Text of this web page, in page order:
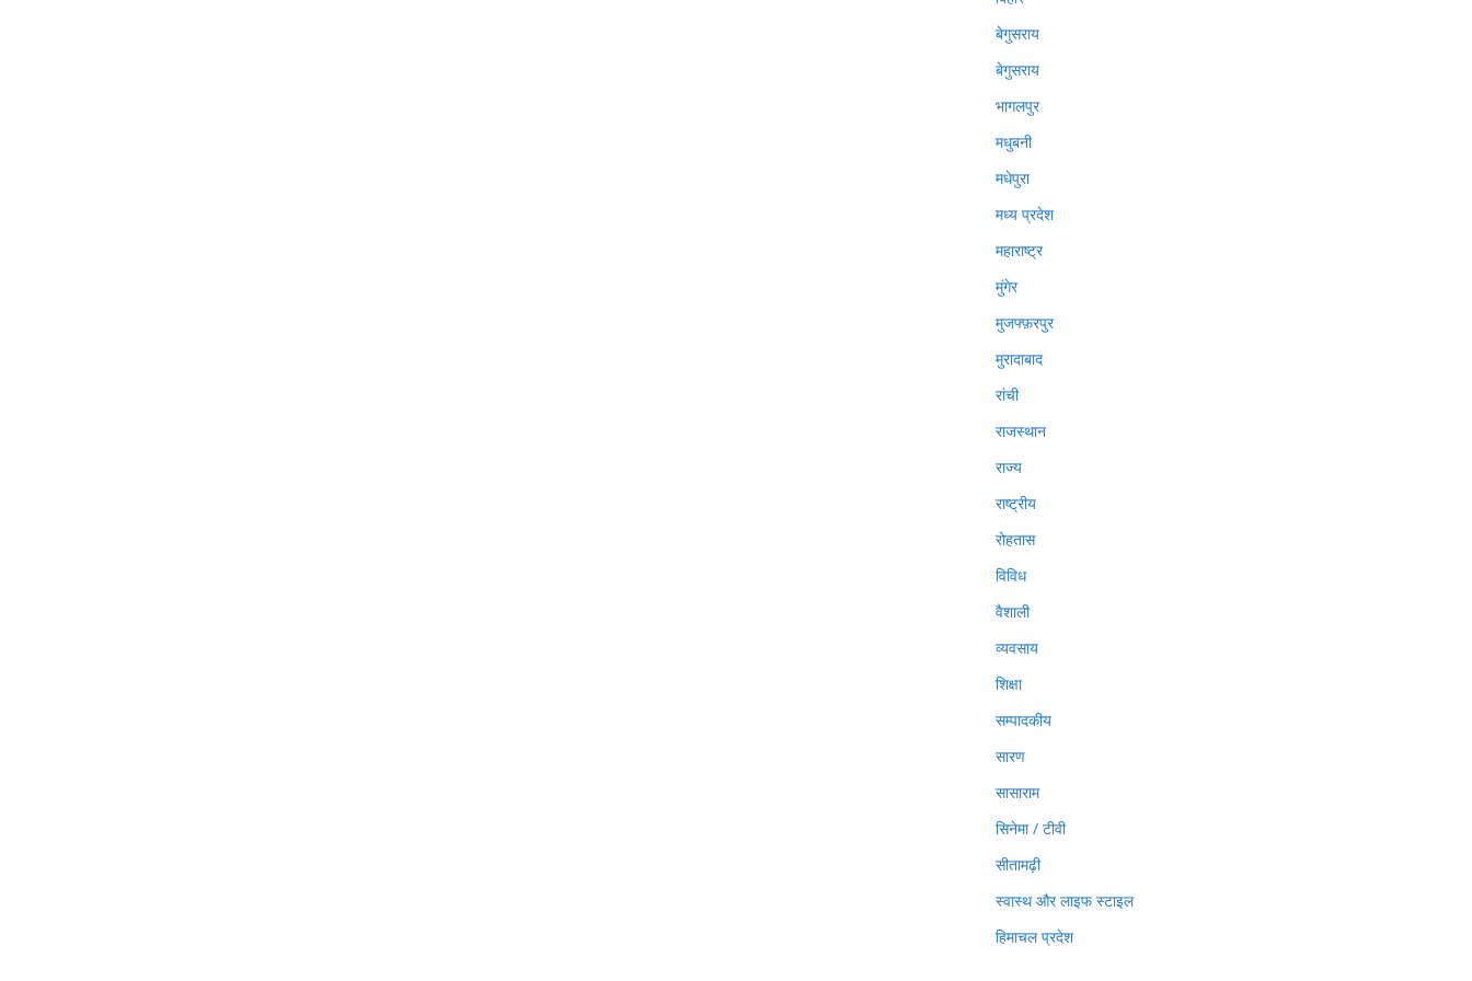
बेगुसराय
बेगुसराय
भागलपुर
मधुबनी
मधेपुरा
मध्य प्रदेश
महाराष्ट्र
मुंगेर
मुजफ्फ़रपुर
मुरादाबाद
रांची
राजस्थान
राज्य
राष्ट्रीय
रोहतास
विविध
वैशाली
व्यवसाय
शिक्षा
सम्पादकीय
सारण
सासाराम
सिनेमा / टीवी
सीतामढ़ी
स्वास्थ और लाइफ स्टाइल
हिमाचल प्रदेश